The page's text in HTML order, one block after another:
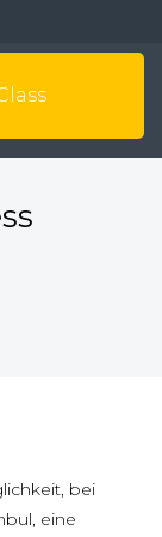
bei
eine